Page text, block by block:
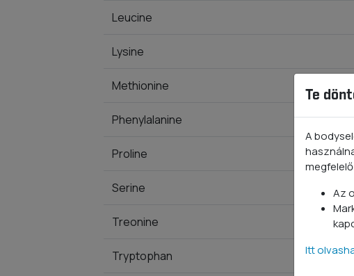
Leucine
Lysine
Methionine
Phenylalanine
Proline
Serine
Treonine
Tryptophan
Te
A
Az
Itt